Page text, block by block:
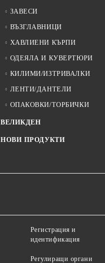
ЗАВЕСИ
ВЪЗГЛАВНИЦИ
ХАВЛИЕНИ КЪРПИ
ОДЕЯЛА И КУВЕРТЮРИ
КИЛИМИ/ИЗТРИВАЛКИ
ЛЕНТИ/ДАНТЕЛИ
ОПАКОВКИ/ТОРБИЧКИ
ВЕЛИКДЕН
НОВИ ПРОДУКТИ
Регистрация и
идентификация
Регулиращи органи